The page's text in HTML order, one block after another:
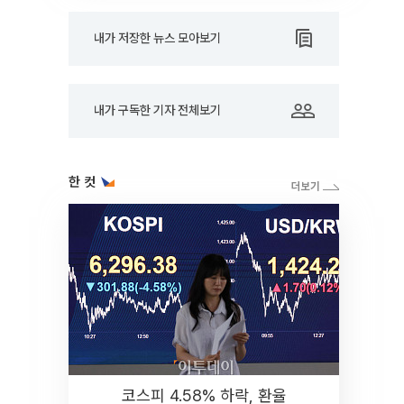
내가 저장한 뉴스 모아보기
내가 구독한 기자 전체보기
한 컷
코스피 4.58% 하락, 환율